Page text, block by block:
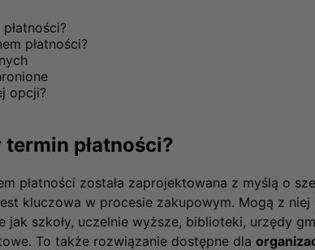
płatności?
opcji?
płatności?
płatności została zaprojektowana z myślą o
kluczowa w procesie zakupowym. Mogą z
jak szkoły, uczelnie wyższe, biblioteki, urzędy
To także rozwiązanie dostępne dla